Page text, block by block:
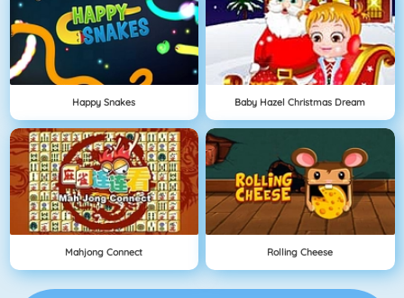
Happy Snakes Baby Hazel Christmas Dream
Mahjong Connect Rolling Cheese